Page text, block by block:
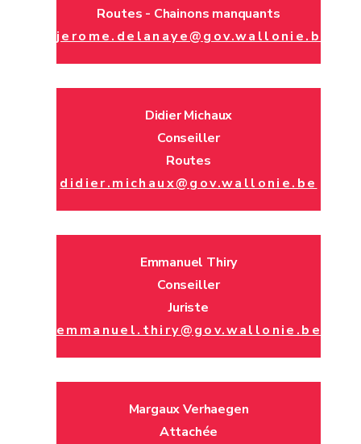
Routes - Chainons manquants
jerome.delanaye@gov.wallonie.be
Didier Michaux
Conseiller
Routes
didier.michaux@gov.wallonie.be
Emmanuel Thiry
Conseiller
Juriste
emmanuel.thiry@gov.wallonie.be
Margaux Verhaegen
Attachée